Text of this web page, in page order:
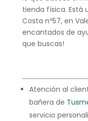
tienda física. Está
Costa nº57, en
encantados de
que buscas!
Atención al
bañera de
servicio